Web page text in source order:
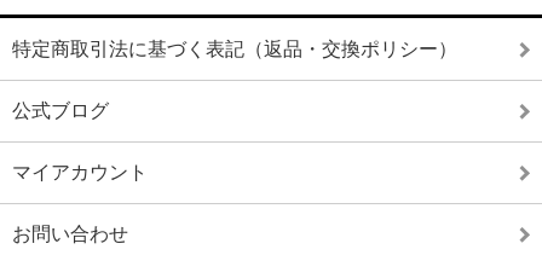
特定商取引法に基づく表記（返品・交換ポリシー）
公式ブログ
マイアカウント
お問い合わせ